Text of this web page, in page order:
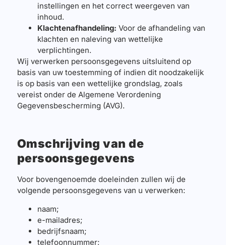
instellingen en het correct weergeven van
inhoud.
Klachtenafhandeling: Voor de afhandeling van
klachten en naleving van wettelijke
verplichtingen.
Wij verwerken persoonsgegevens uitsluitend op
basis van uw toestemming of indien dit noodzakelijk
is op basis van een wettelijke grondslag, zoals
vereist onder de Algemene Verordening
Gegevensbescherming (AVG).
Omschrijving van de
persoonsgegevens
Voor bovengenoemde doeleinden zullen wij de
volgende persoonsgegevens van u verwerken:
naam;
e-mailadres;
bedrijfsnaam;
telefoonnummer;